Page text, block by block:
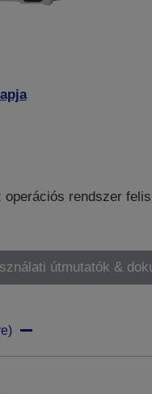
operációs rendszer
útmutatók &